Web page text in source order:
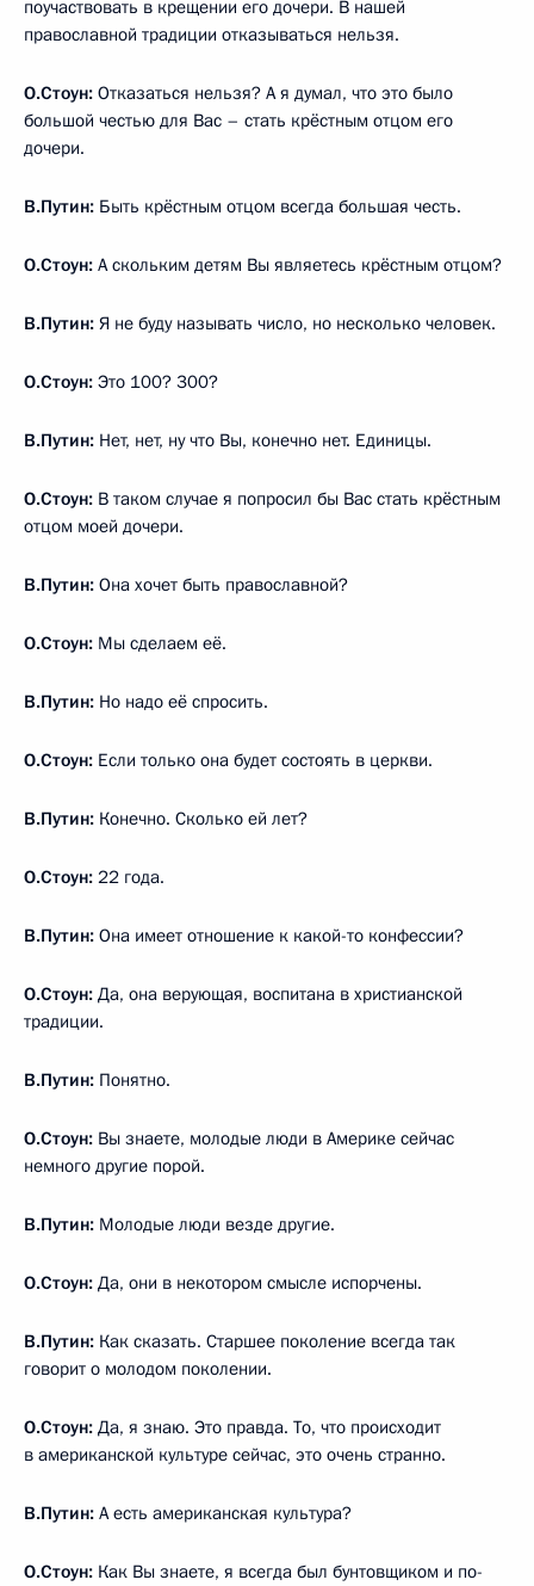
поучаствовать в крещении его дочери. В нашей
православной традиции отказываться нельзя.
О.Стоун: Отказаться нельзя? А я думал, что это было
большой честью для Вас – стать крёстным отцом его
дочери.
В.Путин: Быть крёстным отцом всегда большая честь.
О.Стоун: А скольким детям Вы являетесь крёстным отцом?
В.Путин: Я не буду называть число, но несколько человек.
О.Стоун: Это 100? 300?
В.Путин: Нет, нет, ну что Вы, конечно нет. Единицы.
О.Стоун: В таком случае я попросил бы Вас стать крёстным
отцом моей дочери.
В.Путин: Она хочет быть православной?
О.Стоун: Мы сделаем её.
В.Путин: Но надо её спросить.
О.Стоун: Если только она будет состоять в церкви.
В.Путин: Конечно. Сколько ей лет?
О.Стоун: 22 года.
В.Путин: Она имеет отношение к какой-то конфессии?
О.Стоун: Да, она верующая, воспитана в христианской
традиции.
В.Путин: Понятно.
О.Стоун: Вы знаете, молодые люди в Америке сейчас
немного другие порой.
В.Путин: Молодые люди везде другие.
О.Стоун: Да, они в некотором смысле испорчены.
В.Путин: Как сказать. Старшее поколение всегда так
говорит о молодом поколении.
О.Стоун: Да, я знаю. Это правда. То, что происходит
в американской культуре сейчас, это очень странно.
В.Путин: А есть американская культура?
О.Стоун: Как Вы знаете, я всегда был бунтовщиком и по-